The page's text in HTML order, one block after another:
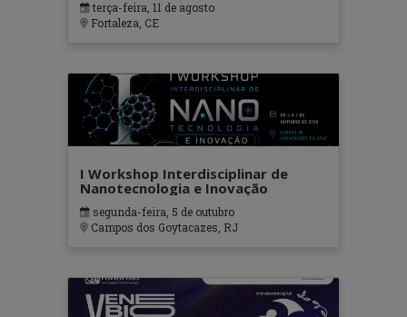
terça-feira, 11 de agosto
Fortaleza, CE
I Workshop Interdisciplinar de
Nanotecnologia e Inovação
segunda-feira, 5 de outubro
Campos dos Goytacazes, RJ